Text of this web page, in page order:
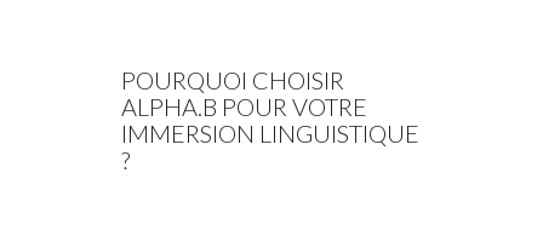
POURQUOI CHOISIR
ALPHA.B POUR VOTRE
IMMERSION LINGUISTIQUE
?